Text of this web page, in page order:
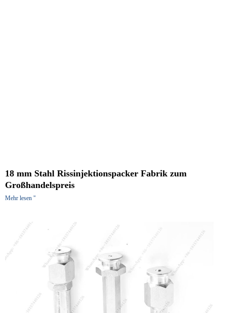
18 mm Stahl Rissinjektionspacker Fabrik zum
Großhandelspreis
Mehr lesen "